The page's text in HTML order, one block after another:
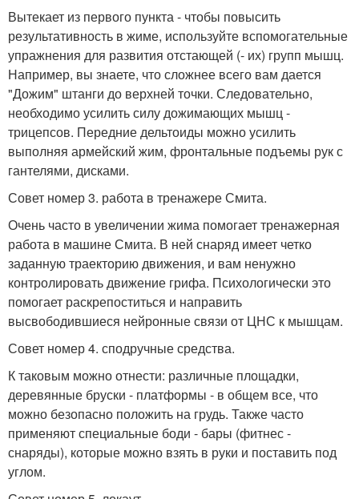
Вытекает из первого пункта - чтобы повысить
результативность в жиме, используйте вспомогательные
упражнения для развития отстающей (- их) групп мышц.
Например, вы знаете, что сложнее всего вам дается
"Дожим" штанги до верхней точки. Следовательно,
необходимо усилить силу дожимающих мышц -
трицепсов. Передние дельтоиды можно усилить
выполняя армейский жим, фронтальные подъемы рук с
гантелями, дисками.
Совет номер 3. работа в тренажере Смита.
Очень часто в увеличении жима помогает тренажерная
работа в машине Смита. В ней снаряд имеет четко
заданную траекторию движения, и вам ненужно
контролировать движение грифа. Психологически это
помогает раскрепоститься и направить
высвободившиеся нейронные связи от ЦНС к мышцам.
Совет номер 4. сподручные средства.
К таковым можно отнести: различные площадки,
деревянные бруски - платформы - в общем все, что
можно безопасно положить на грудь. Также часто
применяют специальные боди - бары (фитнес -
снаряды), которые можно взять в руки и поставить под
углом.